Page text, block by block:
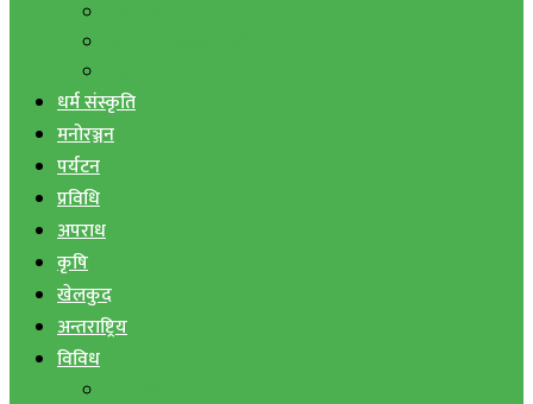
धर्म संस्कृति
मनोरञ्जन
पर्यटन
प्रविधि
अपराध
कृषि
खेलकुद
अन्तराष्ट्रिय
विविध